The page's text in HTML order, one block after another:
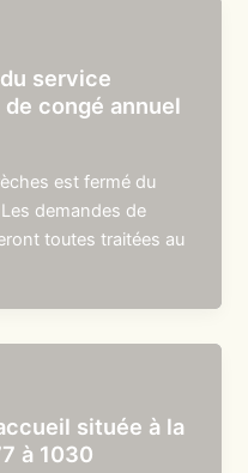
service
congé annuel
est fermé du
demandes de
toutes traitées au
située à la
à 1030